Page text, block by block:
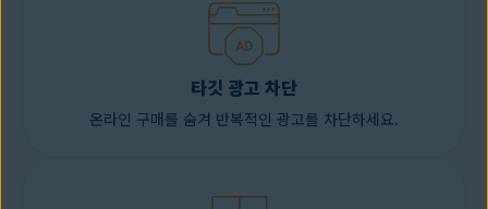
타깃 광고 차단
온라인 구매를 숨겨 반복적인 광고를 차단하세요.